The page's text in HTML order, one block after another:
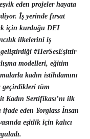
eden projeler hayata
İş yerinde fırsat
için kurduğu DEI
ilkelerini iş
#HerSesEşittir
modelleri, eğitim
kadın istihdamını
geçirdikleri tüm
Kadın Sertifikası’nı ilk
eden Yorglass İnsan
eşitlik için kalıcı